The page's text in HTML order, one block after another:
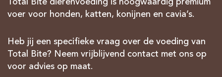
voer voor honden, katten, konijnen en cavia’s.
Heb jij een specifieke vraag over de voeding van
Total Bite? Neem vrijblijvend contact met ons op
voor advies op maat.